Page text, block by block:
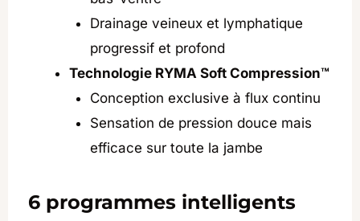
Drainage veineux et lymphatique
progressif et profond
Technologie RYMA Soft Compression™
Conception exclusive à flux continu
Sensation de pression douce mais
efficace sur toute la jambe
6 programmes intelligents